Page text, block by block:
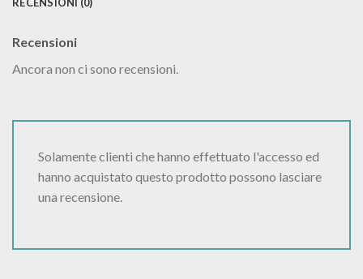
Recensioni
Ancora non ci sono recensioni.
Solamente clienti che hanno effettuato l'accesso ed
hanno acquistato questo prodotto possono lasciare
una recensione.